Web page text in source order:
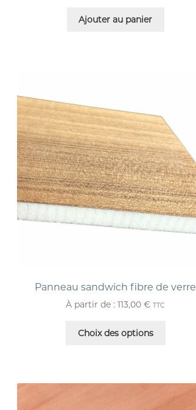
Ajouter au panier
Panneau sandwich fibre de verre
À partir de :113,00€ TTC
Choix des options